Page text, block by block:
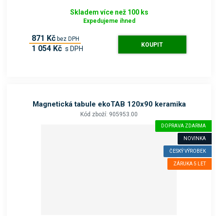
Skladem více než 100 ks
Expedujeme ihned
871 Kč bez DPH
1 054 Kč s DPH KOUPIT
Magnetická tabule ekoTAB 120x90 keramika
Kód zboží: 905953.00
DOPRAVA ZDARMA
NOVINKA
ČESKÝ VÝROBEK
ZÁRUKA 5 LET